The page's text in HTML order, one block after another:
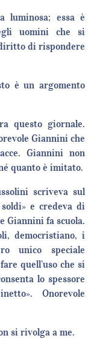
luminosa; essa è
uomini che si
di rispondere
è un argomento
questo giornale.
Giannini che
Giannini non
quanto è imitato.
scriveva sul
e credeva di
Giannini fa scuola.
democristiano, i
unico speciale
quell’uso che si
lo spessore
Onorevole
si rivolga a me.